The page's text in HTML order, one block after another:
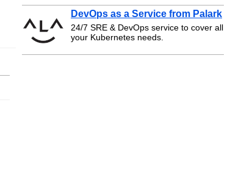
DevOps as a Service from Palark
24/7 SRE & DevOps service to cover all
your Kubernetes needs.